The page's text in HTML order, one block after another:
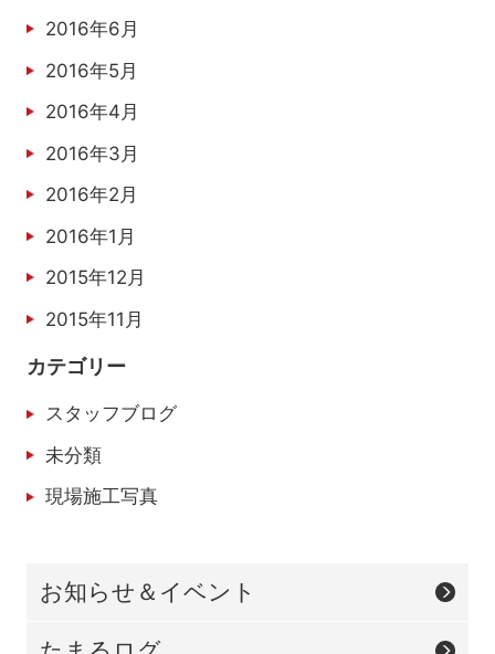
2016年6月
2016年5月
2016年4月
2016年3月
2016年2月
2016年1月
2015年12月
2015年11月
カテゴリー
スタッフブログ
未分類
現場施工写真
お知らせ＆イベント